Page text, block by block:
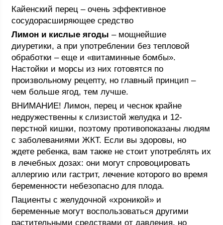
Кайенский перец – очень эффективное
сосудорасширяющее средство
Лимон и кислые ягоды – мощнейшие
диуретики, а при употреблении без тепловой
обработки – еще и «витаминные бомбы».
Настойки и морсы из них готовятся по
произвольному рецепту, но главный принцип –
чем больше ягод, тем лучше.
ВНИМАНИЕ! Лимон, перец и чеснок крайне
недружественны к слизистой желудка и 12-
перстной кишки, поэтому противопоказаны людям
с заболеваниями ЖКТ. Если вы здоровы, но
ждете ребенка, вам также не стоит употреблять их
в лечебных дозах: они могут спровоцировать
аллергию или гастрит, лечение которого во время
беременности небезопасно для плода.
Пациенты с желудочной «хроникой» и
беременные могут воспользоваться другими
растительными средствами от давления, но